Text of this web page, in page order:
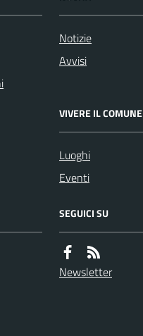
Notizie
Avvisi
VIVERE IL COMUNE
Luoghi
Eventi
SEGUICI SU
Newsletter